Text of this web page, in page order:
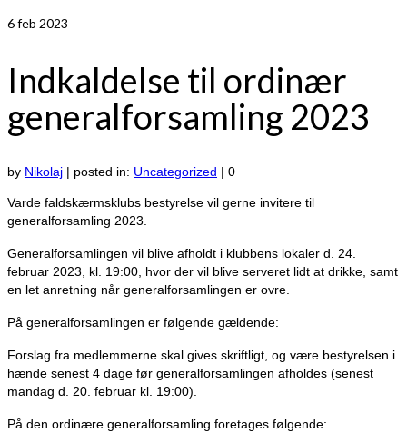
6feb 2023
Indkaldelse til ordinær
generalforsamling 2023
by Nikolaj | posted in: Uncategorized | 0
Varde faldskærmsklubs bestyrelse vil gerne invitere til
generalforsamling 2023.
Generalforsamlingen vil blive afholdt i klubbens lokaler d. 24.
februar 2023, kl. 19:00, hvor der vil blive serveret lidt at drikke, samt
en let anretning når generalforsamlingen er ovre.
På generalforsamlingen er følgende gældende:
Forslag fra medlemmerne skal gives skriftligt, og være bestyrelsen i
hænde senest 4 dage før generalforsamlingen afholdes (senest
mandag d. 20. februar kl. 19:00).
På den ordinære generalforsamling foretages følgende: